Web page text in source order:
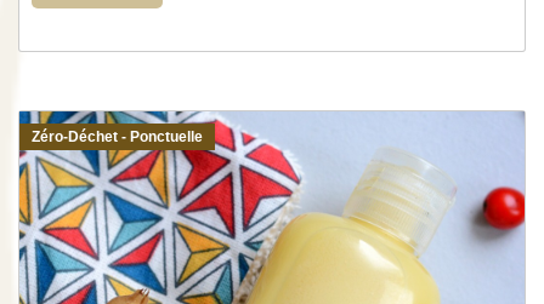
Zéro-Déchet - Ponctuelle